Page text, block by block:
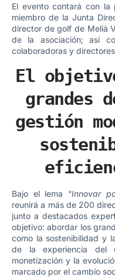
El evento contará con
miembro de la Junta
director de golf de Meliá
de la asociación; así
colaboradoras y
El
grandes
gestión
Bajo el lema “Innovar
reunirá a más de 200
junto a destacados
objetivo: abordar los
como la sostenibilidad y
de la experiencia del
monetización y la
marcado por el cambio